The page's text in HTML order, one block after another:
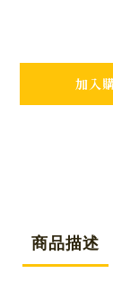
加入
商品描述